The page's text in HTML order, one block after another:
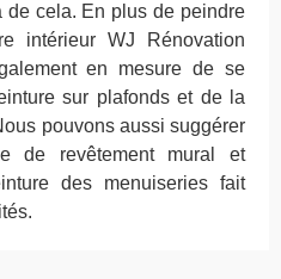
de cela. En plus de peindre
intérieur WJ Rénovation
en mesure de se
sur plafonds et de la
pouvons aussi suggérer
de revêtement mural et
des menuiseries fait